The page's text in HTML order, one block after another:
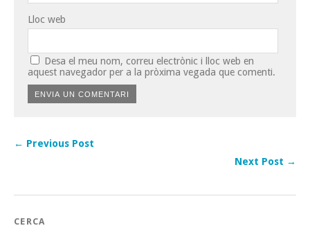
Lloc web
Desa el meu nom, correu electrònic i lloc web en
aquest navegador per a la pròxima vegada que comenti.
← Previous Post
Next Post →
CERCA